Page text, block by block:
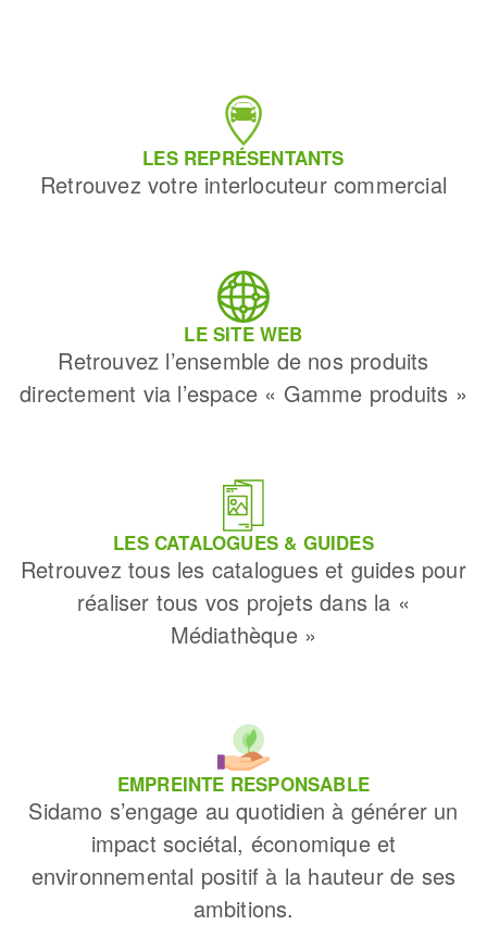
LES REPRÉSENTANTS
Retrouvez votre interlocuteur commercial
LE SITE WEB
Retrouvez l’ensemble de nos produits
directement via l’espace « Gamme produits »
LES CATALOGUES & GUIDES
Retrouvez tous les catalogues et guides pour
réaliser tous vos projets dans la «
Médiathèque »
EMPREINTE RESPONSABLE
Sidamo s’engage au quotidien à générer un
impact sociétal, économique et
environnemental positif à la hauteur de ses
ambitions.